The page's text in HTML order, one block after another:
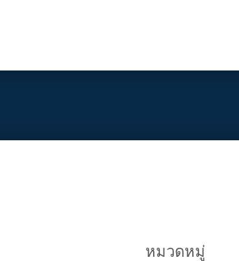
หมวดหมู่